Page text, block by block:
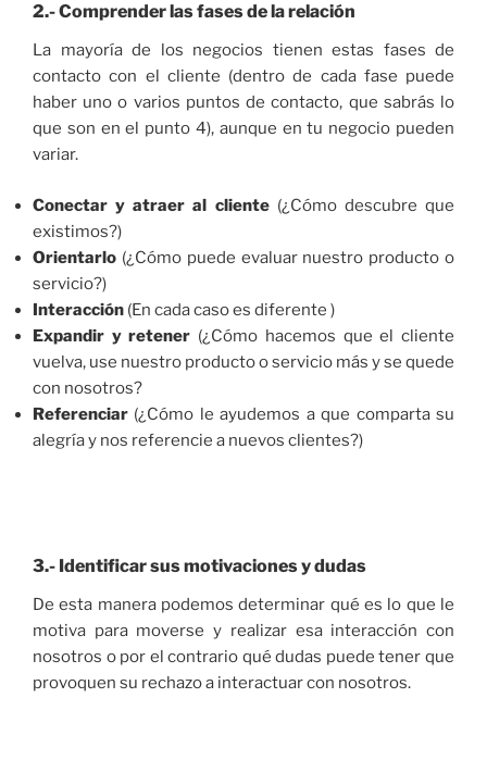
2.- Comprender las fases de la relación
La mayoría de los negocios tienen estas fases de
contacto con el cliente (dentro de cada fase puede
haber uno o varios puntos de contacto, que sabrás lo
que son en el punto 4), aunque en tu negocio pueden
variar.
Conectar y atraer al cliente(¿Cómo descubre que
existimos?)
Orientarlo (¿Cómo puede evaluar nuestro producto o
servicio?)
Interacción (En cada caso es diferente )
Expandir y retener (¿Cómo hacemos que el cliente
vuelva, use nuestro producto o servicio más y se quede
con nosotros?
Referenciar (¿Cómo le ayudemos a que comparta su
alegría y nos referencie a nuevos clientes?)
3.- Identificar sus motivaciones y dudas
De esta manera podemos determinar qué es lo que le
motiva para moverse y realizar esa interacción con
nosotros o por el contrario qué dudas puede tener que
provoquen su rechazo a interactuar con nosotros.